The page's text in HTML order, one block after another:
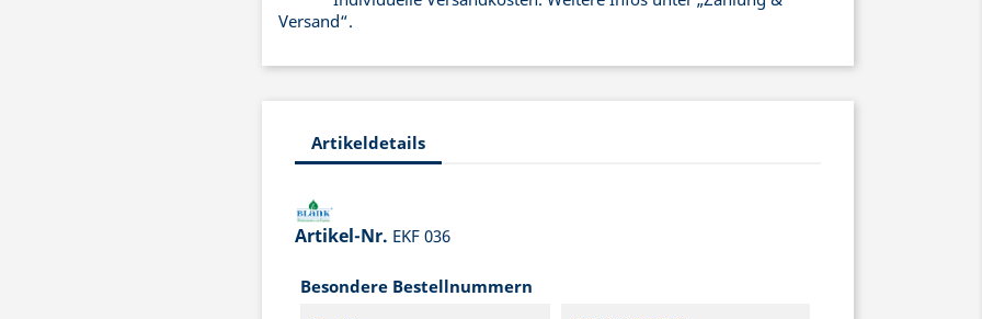
Versand“.
Artikeldetails
Artikel-Nr. EKF 036
Besondere Bestellnummern